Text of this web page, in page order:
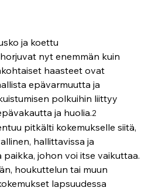
ja koettu
nyt enemmän kuin
haasteet ovat
epävarmuutta ja
polkuihin liittyy
ja huolia.2
pitkälti kokemukselle siitä,
hallittavissa ja
johon voi itse vaikuttaa.
houkuttelun tai muun
lapsuudessa